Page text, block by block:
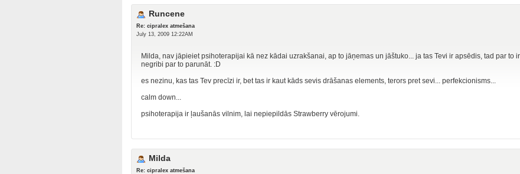
Runcene
Re: cipralex atmešana
July 13, 2009 12:22AM
Milda, nav jāpieiet psihoterapijai kā nez kādai uzrakšanai, ap to jāņemas un jāštuko... ja tas Tevi ir apsēdis, tad par
negribi par to parunāt. :D
es nezinu, kas tas Tev precīzi ir, bet tas ir kaut kāds sevis drāšanas elements, terors pret sevi... perfekcionisms...
calm down...
psihoterapija ir ļaušanās vilnim, lai nepiepildās Strawberry vērojumi.
Milda
Re: cipralex atmešana